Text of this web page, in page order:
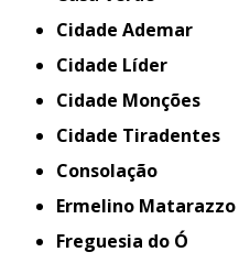
Cidade Ademar
Cidade Líder
Cidade Monções
Cidade Tiradentes
Consolação
Ermelino Matarazzo
Freguesia do Ó